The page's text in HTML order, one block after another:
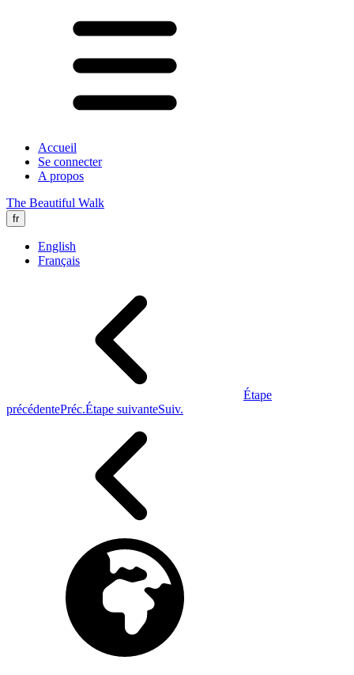
Accueil
Se connecter
A propos
The Beautiful Walk
fr
English
Français
Étape
précédentePréc.Étape suivanteSuiv.